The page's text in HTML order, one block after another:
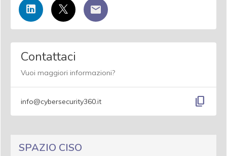
Contattaci
Vuoi maggiori informazioni?
info@cybersecurity360.it content_copy
SPAZIO CISO